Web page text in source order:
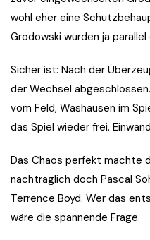
wohl eher eine
Grodowski wurden ja
Sicher ist: Nach der
der Wechsel
vom Feld, Washausen im
das Spiel wieder frei.
Das Chaos perfekt machte
nachträglich doch Pascal
Terrence Boyd. Wer das
wäre die spannende Frage.